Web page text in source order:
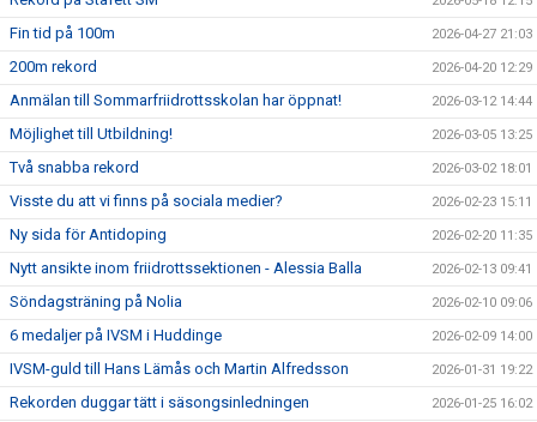
Fin tid på 100m 2026-04-27 21:03
200m rekord 2026-04-20 12:29
Anmälan till Sommarfriidrottsskolan har öppnat! 2026-03-12 14:44
Möjlighet till Utbildning! 2026-03-05 13:25
Två snabba rekord 2026-03-02 18:01
Visste du att vi finns på sociala medier? 2026-02-23 15:11
Ny sida för Antidoping 2026-02-20 11:35
Nytt ansikte inom friidrottssektionen - Alessia Balla 2026-02-13 09:41
Söndagsträning på Nolia 2026-02-10 09:06
6 medaljer på IVSM i Huddinge 2026-02-09 14:00
IVSM-guld till Hans Lämås och Martin Alfredsson 2026-01-31 19:22
Rekorden duggar tätt i säsongsinledningen 2026-01-25 16:02